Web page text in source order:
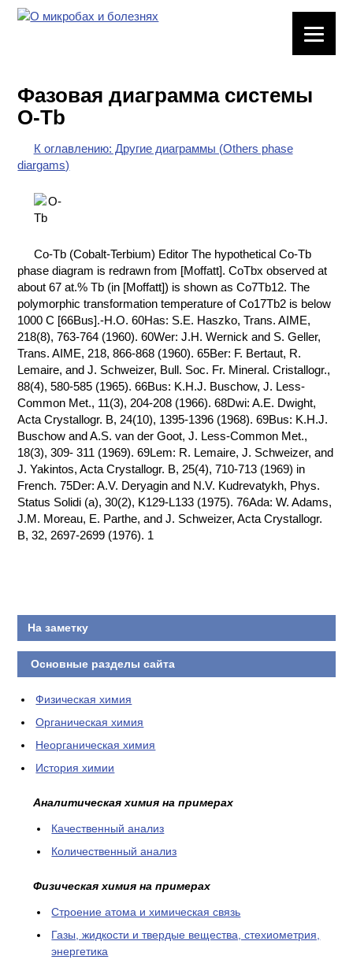
ХИМИЧЕСКАЯ
ПОСУДА
ВРЕДНЫЕ
ФАКТОРЫ
ХИМИЯ НА
ПРОИЗВОДСТВЕ
И ХИМИЧЕСКАЯ
ТЕХНОЛОГИЯ
КОНТАКТЫ
Фазовая диаграмма системы
O-Tb
К оглавлению: Другие диаграммы (Others phase
diargams)
Co-Tb (Cobalt-Terbium) Editor The hypothetical Co-Tb
phase diagram is redrawn from [Moffatt]. CoTbx observed at
about 67 at.% Tb (in [Moffatt]) is shown as Co7Tb12. The
polymorphic transformation temperature of Co17Tb2 is below
1000 C [66Bus].-H.O. 60Has: S.E. Haszko, Trans. AIME,
218(8), 763-764 (1960). 60Wer: J.H. Wernick and S. Geller,
Trans. AIME, 218, 866-868 (1960). 65Ber: F. Bertaut, R.
Lemaire, and J. Schweizer, Bull. Soc. Fr. Mineral. Cristallogr.,
88(4), 580-585 (1965). 66Bus: K.H.J. Buschow, J. Less-
Common Met., 11(3), 204-208 (1966). 68Dwi: A.E. Dwight,
Acta Crystallogr. B, 24(10), 1395-1396 (1968). 69Bus: K.H.J.
Buschow and A.S. van der Goot, J. Less-Common Met.,
18(3), 309- 311 (1969). 69Lem: R. Lemaire, J. Schweizer, and
J. Yakintos, Acta Crystallogr. B, 25(4), 710-713 (1969) in
French. 75Der: A.V. Deryagin and N.V. Kudrevatykh, Phys.
Status Solidi (a), 30(2), K129-L133 (1975). 76Ada: W. Adams,
J.M. Moreau, E. Parthe, and J. Schweizer, Acta Crystallogr.
B, 32, 2697-2699 (1976). 1
На заметку
Основные разделы сайта
Физическая химия
Органическая химия
Неорганическая химия
История химии
Аналитическая химия на примерах
Качественный анализ
Количественный анализ
Физическая химия на примерах
Cтроение атома и химическая связь
Газы, жидкости и твердые вещества, стехиометрия,
энергетика